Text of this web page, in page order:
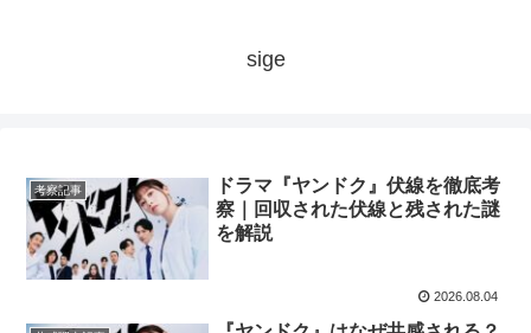
sige
考察記事
ドラマ『ヤンドク』伏線を徹底考
察｜回収された伏線と残された謎
を解説
2026.08.04